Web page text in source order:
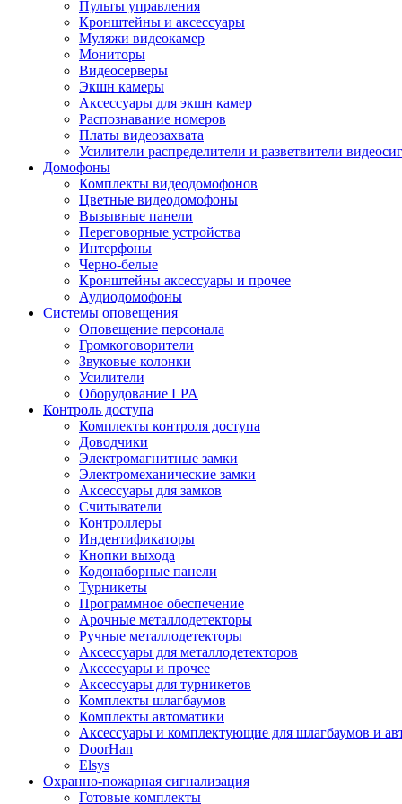
Пульты управления
Кронштейны и аксессуары
Муляжи видеокамер
Мониторы
Видеосерверы
Экшн камеры
Аксессуары для экшн камер
Распознавание номеров
Платы видеозахвата
Усилители распределители и разветвители
Домофоны
Комплекты видеодомофонов
Цветные видеодомофоны
Вызывные панели
Переговорные устройства
Интерфоны
Черно-белые
Кронштейны аксессуары и прочее
Аудиодомофоны
Системы оповещения
Оповещение персонала
Громкоговорители
Звуковые колонки
Усилители
Оборудование LPA
Контроль доступа
Комплекты контроля доступа
Доводчики
Электромагнитные замки
Электромеханические замки
Аксессуары для замков
Считыватели
Контроллеры
Индентификаторы
Кнопки выхода
Кодонаборные панели
Турникеты
Программное обеспечение
Арочные металлодетекторы
Ручные металлодетекторы
Аксессуары для металлодетекторов
Акссесуары и прочее
Аксессуары для турникетов
Комплекты шлагбаумов
Комплекты автоматики
Аксессуары и комплектующие для шлагбаумов и
DoorHan
Elsys
Охранно-пожарная сигнализация
Готовые комплекты